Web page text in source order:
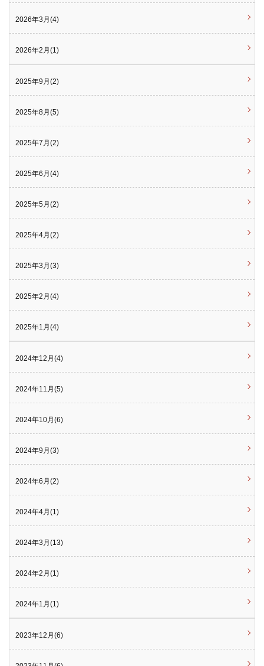
2026年3月(4)
2026年2月(1)
2025年9月(2)
2025年8月(5)
2025年7月(2)
2025年6月(4)
2025年5月(2)
2025年4月(2)
2025年3月(3)
2025年2月(4)
2025年1月(4)
2024年12月(4)
2024年11月(5)
2024年10月(6)
2024年9月(3)
2024年6月(2)
2024年4月(1)
2024年3月(13)
2024年2月(1)
2024年1月(1)
2023年12月(6)